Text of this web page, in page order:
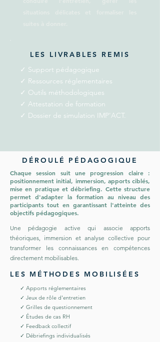
LES LIVRABLES REMIS
✓ Support pédagogique
✓ Ressources réglementaires
✓ Outils méthodologiques
✓ Attestation de formation
✓ Dossier de simulation IMP'ACT.
DÉROULÉ PÉDAGOGIQUE
Chaque session suit une progression claire :
positionnement initial, immersion, apports ciblés,
mise en pratique et débriefing. Cette structure
permet d'adapter la formation au niveau des
participants tout en garantissant l'atteinte des
objectifs pédagogiques.
Une pédagogie active qui associe apports
théoriques, immersion et analyse collective pour
transformer les connaissances en compétences
directement mobilisables.
LES MÉTHODES MOBILISÉES
✓ Apports réglementaires
✓ Jeux de rôle d'entretien
✓ Grilles de questionnement
✓ Études de cas RH
✓ Feedback collectif
✓ Débriefings individualisés